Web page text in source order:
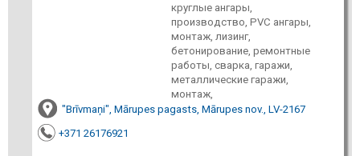
круглые ангары,
производство, PVC ангары,
монтаж, лизинг,
бетонирование, ремонтные
работы, сварка, гаражи,
металлические гаражи,
монтаж,
"Brīvmaņi", Mārupes pagasts, Mārupes nov., LV-2167
+371 26176921